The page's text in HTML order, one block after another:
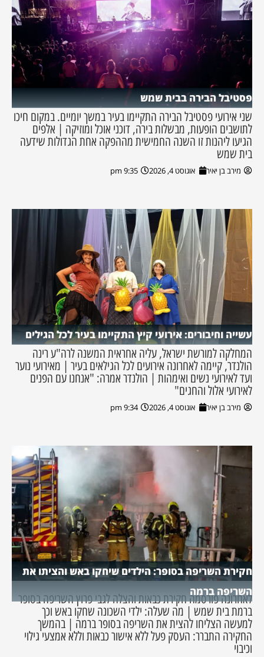
פסטיבל הבירה בבית שמש
שני אירועי פסטיבל הבירה התקיימו בעיר במשך יומיים. במקום חיכו
לתושבים הופעות, מבשלות בירה, דוכני אוכל ומוזיקה | אלפים
הגיעו ליהנות זו השנה החמישית מההפקה אחת הגדולות שידעה
בית שמש
מירב בן יאיר אוגוסט 4, 2026 9:35 pm
עשייה וחיבורים: אירועי קיץ התקיימו בעיר לכל הגילים
המחלקה למורשת ישראל, עליה אחראית המשנה לרה"ע רינה
הולנדר, קיימה לאחרונה אירועים לכל הגילאים בעיר | מאירועי נוער
ועד לאירועי נשים ואימהות | הולנדר אמרה: "אנחנו עם הפנים
לאירועי אלול והחגים"
מירב בן יאיר אוגוסט 4, 2026 9:34 pm
חקירת השריפה בסופר: הילדים שיחקו באש והציתו את
השריפה ברמה
לאחרונה פורסמה חקירת כבאות והצלה לגבי פרוץ השריפה בסופר
ברמת בית שמש | מה שעלה: ילדי השכונה שחקו באש וכך
למעשה הצליחו להצית את השריפה בסופר ברמה | בהמשך
החקירה התברר: העסק פעל ללא אישור כבאות וללא אמצעי גילוי
וכיבוי